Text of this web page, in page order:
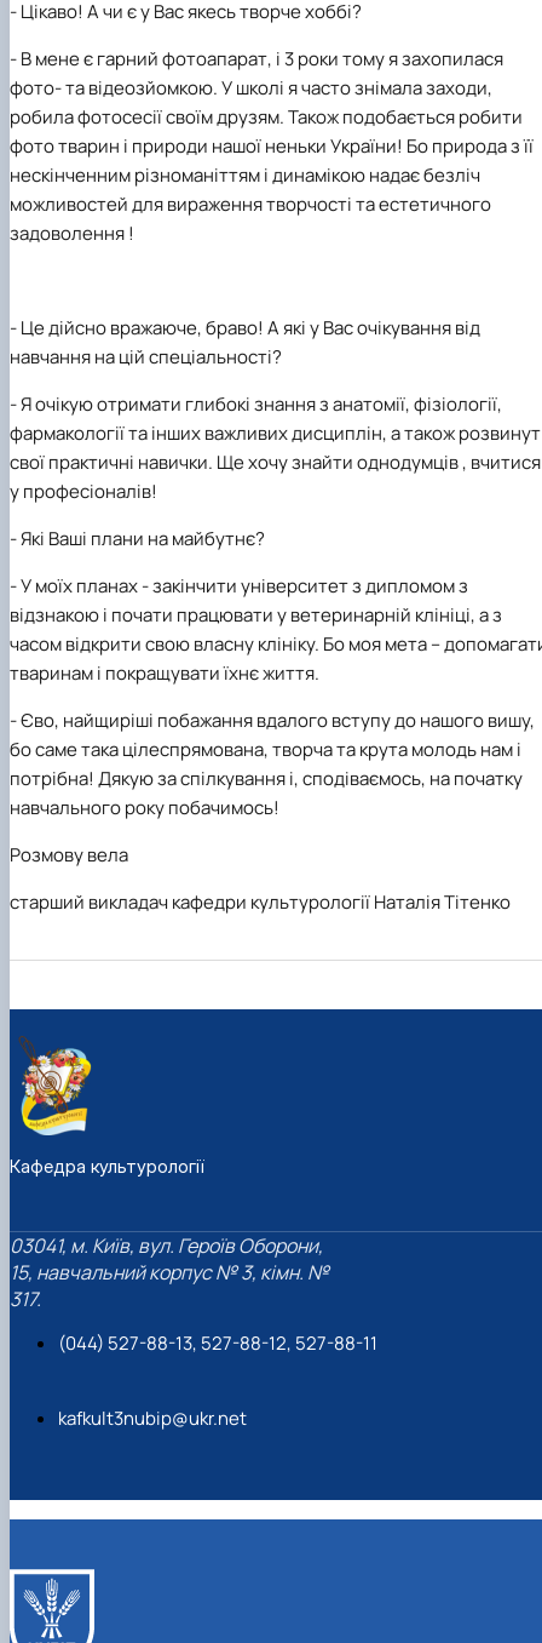
-Цікаво! А чи є у Васякесь творче хоббі?
-В мене є гарний фотоапарат, і 3 роки тому я захопилася
фото-та відеозйомкою.Ушколі я часто знімала заходи,
робила фотосесії своїм друзям. Також подобається робити
фото тварин і природи нашої ненькиУкраїни! Бо природа з її
нескінченним різноманіттям і динамікою надаєбезліч
можливостей для вираження творчості та естетичного
задоволення !
-Це дійсно вражаюче, браво! А які у Вас очікування від
навчання на цій спеціальності?
-Я очікую отримати глибокі знання з анатомії, фізіології,
фармакології та інших важливих дисциплін, а також
свої практичні навички. Ще хочу знайти однодумців, вчитися
у професіоналів!
-Які Ваші плани на майбутнє?
- Умоїх планах-закінчити університет з дипломом з
відзнакою і почати працювати у ветеринарній клініці, а з
часом відкрити свою власну клініку. Бо моя мета –
тваринам і покращувати їхнє життя.
-Єво, найщиріші побажання вдалого вступу до нашого вишу,
бо саме така цілеспрямована, творча та крута молодь нам і
потрібна! Дякую за спілкування і,сподіваємось, на початку
навчального року побачимось!
Розмову вела
старший викладач кафедри культурології Наталія Тітенко
Кафедра культурології
03041, м. Київ, вул. Героїв Оборони,
15, навчальний корпус № 3, кімн. №
317.
(044) 527-88-13, 527-88-12, 527-88-11
kafkult3nubip@ukr.net